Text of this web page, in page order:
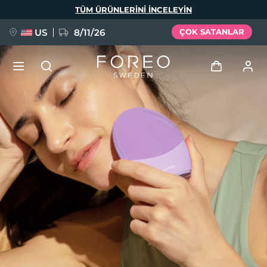
TÜM ÜRÜNLERINI INCELEYIN
US 8/11/26 ÇOK SATANLAR
Kullanici profi̇li̇
Cihazlarım
Siparişlerim
Adresim
Aboneliklerim
YENİ
FAQ™ Pure Beauty-Tech Elixir
BREAKING NEWS
issa™ Teeth Whitening Set
Dil Seçimi
English Deutsch
Español
Français
Italiano
Português
Svenska
Русский
Türkçe
简体中文 繁體中文